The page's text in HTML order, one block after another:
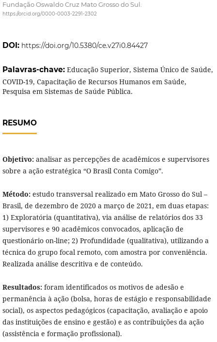
Fundação Oswaldo Cruz Mato Grosso do Sul.
https://orcid.org/0000-0003-2291-2302
DOI: https://doi.org/10.5380/ce.v27i0.84427
Palavras-chave: Educação Superior, Sistema Único de Saúde,
COVID-19, Capacitação de Recursos Humanos em Saúde,
Pesquisa em Sistemas de Saúde Pública.
RESUMO
Objetivo:analisar as percepções de acadêmicos e supervisores
sobre a ação estratégica “O Brasil Conta Comigo”.
Método:estudo transversal realizado em Mato Grosso do Sul –
Brasil, de dezembro de 2020 a março de 2021, em duas etapas:
1) Exploratória (quantitativa), via análise de relatórios dos 33
supervisores e 90 acadêmicos convocados, aplicação de
questionário on-line; 2) Profundidade (qualitativa), utilizando a
técnica do grupo focal remoto, com amostra por conveniência.
Realizada análise descritiva e de conteúdo.
Resultados:foram identificados os motivos de adesão e
permanência à ação (bolsa, horas de estágio e responsabilidade
social), os aspectos pedagógicos (capacitação, avaliação e apoio
das instituições de ensino e gestão) e as contribuições da ação
(assistência e formação profissional).